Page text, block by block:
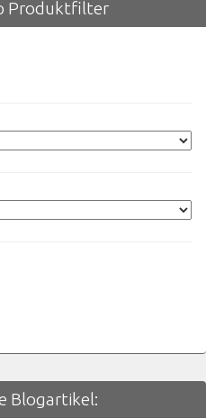
Produktfilter
Blogartikel: